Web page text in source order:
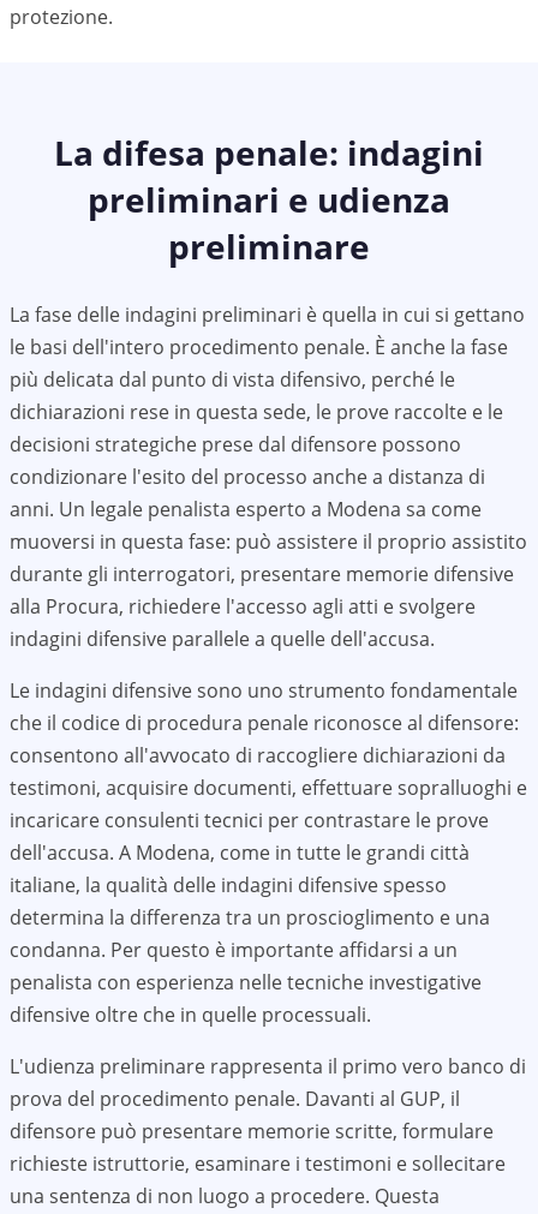
protezione.
La difesa penale: indagini
preliminari e udienza
preliminare
La fase delle indagini preliminari è quella in cui si gettano
le basi dell'intero procedimento penale. È anche la fase
più delicata dal punto di vista difensivo, perché le
dichiarazioni rese in questa sede, le prove raccolte e le
decisioni strategiche prese dal difensore possono
condizionare l'esito del processo anche a distanza di
anni. Un legale penalista esperto a Modena sa come
muoversi in questa fase: può assistere il proprio assistito
durante gli interrogatori, presentare memorie difensive
alla Procura, richiedere l'accesso agli atti e svolgere
indagini difensive parallele a quelle dell'accusa.
Le indagini difensive sono uno strumento fondamentale
che il codice di procedura penale riconosce al difensore:
consentono all'avvocato di raccogliere dichiarazioni da
testimoni, acquisire documenti, effettuare sopralluoghi e
incaricare consulenti tecnici per contrastare le prove
dell'accusa. A Modena, come in tutte le grandi città
italiane, la qualità delle indagini difensive spesso
determina la differenza tra un proscioglimento e una
condanna. Per questo è importante affidarsi a un
penalista con esperienza nelle tecniche investigative
difensive oltre che in quelle processuali.
L'udienza preliminare rappresenta il primo vero banco di
prova del procedimento penale. Davanti al GUP, il
difensore può presentare memorie scritte, formulare
richieste istruttorie, esaminare i testimoni e sollecitare
una sentenza di non luogo a procedere. Questa